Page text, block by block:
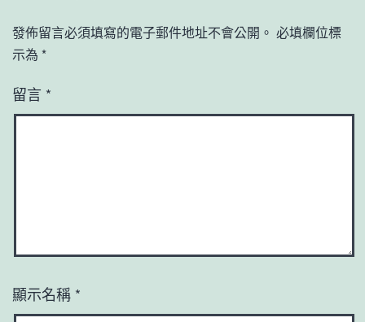
發佈留言必須填寫的電子郵件地址不會公開。 必填欄位標
示為 *
留言 *
顯示名稱 *